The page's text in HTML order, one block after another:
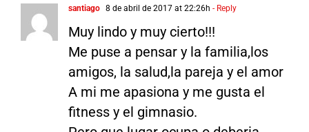
santiago 8 de abril de 2017 at 22:26h - Reply
Muy lindo y muy cierto!!!
Me puse a pensar y la familia,los
amigos, la salud,la pareja y el amor
A mi me apasiona y me gusta el
fitness y el gimnasio.